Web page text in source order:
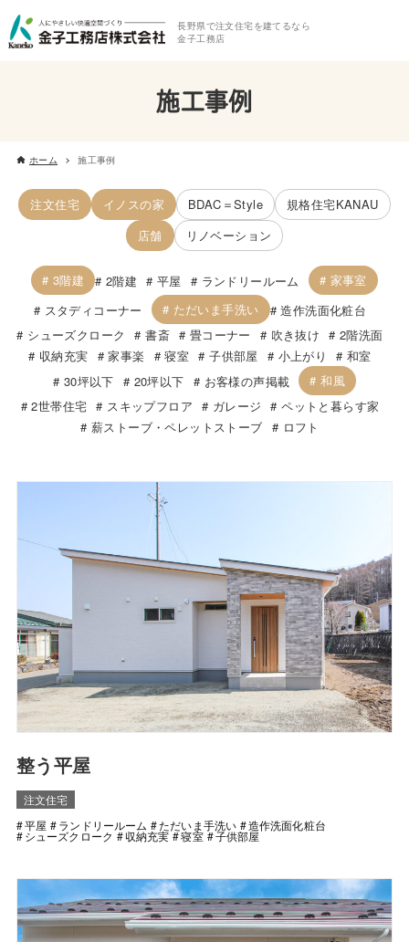
長野県で注文住宅を建てるなら
金子工務店
施工事例
ホーム 施工事例
注文住宅 イノスの家 BDAC＝Style
規格住宅KANAU
店舗
リノベーション
3階建 2階建 平屋 ランドリールーム
家事室
スタディコーナー
ただいま手洗い
造作洗面化粧台
シューズクローク
書斎 畳コーナー 吹き抜け
2階洗面
収納充実
家事楽 寝室 子供部屋 小上がり
和室
30坪以下
20坪以下 お客様の声掲載
和風
2世帯住宅
スキップフロア ガレージ
ペットと暮らす家
薪ストーブ・ペレットストーブ
ロフト
整う平屋
注文住宅
平屋
ランドリールーム ただいま手洗い 造作洗面化粧台
シューズクローク 収納充実 寝室 子供部屋